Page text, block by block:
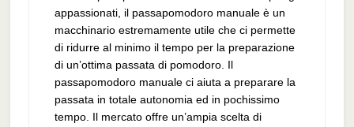
appassionati, il passapomodoro manuale è un
macchinario estremamente utile che ci permette
di ridurre al minimo il tempo per la preparazione
di un’ottima passata di pomodoro. Il
passapomodoro manuale ci aiuta a preparare la
passata in totale autonomia ed in pochissimo
tempo. Il mercato offre un’ampia scelta di